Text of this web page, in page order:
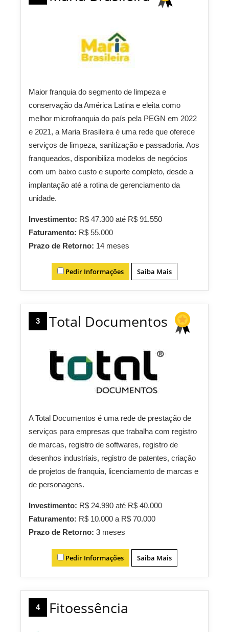
Maior franquia do segmento de limpeza e
conservação da América Latina e eleita como
melhor microfranquia do país pela PEGN em 2022
e 2021, a Maria Brasileira é uma rede que oferece
serviços de limpeza, sanitização e passadoria. Aos
franqueados, disponibiliza modelos de negócios
com um baixo custo e suporte completo, desde a
implantação até a rotina de gerenciamento da
unidade.
Investimento: R$ 47.300 até R$ 91.550
Faturamento: R$ 55.000
Prazo de Retorno: 14 meses
Pedir Informações Saiba Mais
3 Total Documentos
A Total Documentos é uma rede de prestação de
serviços para empresas que trabalha com registro
de marcas, registro de softwares, registro de
desenhos industriais, registro de patentes, criação
de projetos de franquia, licenciamento de marcas e
de personagens.
Investimento: R$ 24.990 até R$ 40.000
Faturamento: R$ 10.000 a R$ 70.000
Prazo de Retorno: 3 meses
Pedir Informações Saiba Mais
4 Fitoessência